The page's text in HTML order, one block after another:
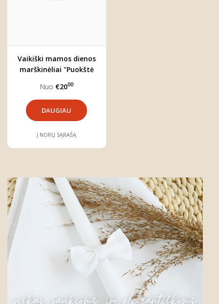
Vaikiški mamos dienos
marškinėliai "Puokštė
Nuo €2000
DAUGIAU
Į NORŲ SĄRAŠĄ